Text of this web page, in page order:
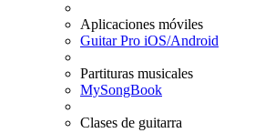
Aplicaciones móviles
Guitar Pro iOS/Android
Partituras musicales
MySongBook
Clases de guitarra